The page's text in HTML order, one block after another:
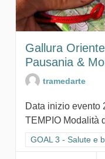
Gallura
Pausania &
tramedarte
Data inizio evento
TEMPIO Modalità
Filtra i risultati per
GOAL 3 - Salute e